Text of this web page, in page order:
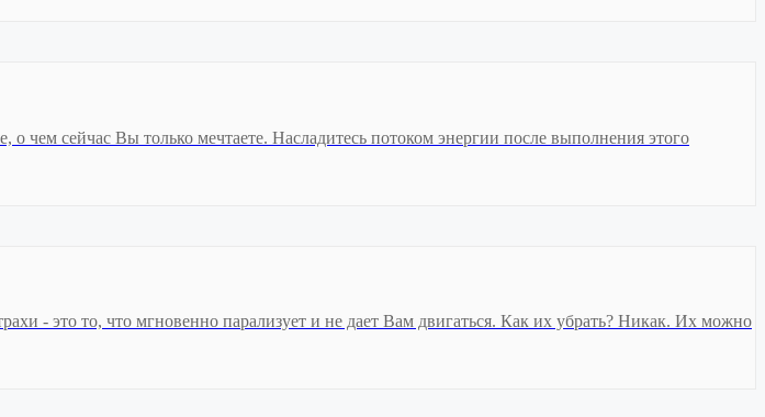
о чем сейчас Вы только мечтаете. Насладитесь потоком энергии после выполнения этого
- это то, что мгновенно парализует и не дает Вам двигаться. Как их убрать? Никак. Их можно